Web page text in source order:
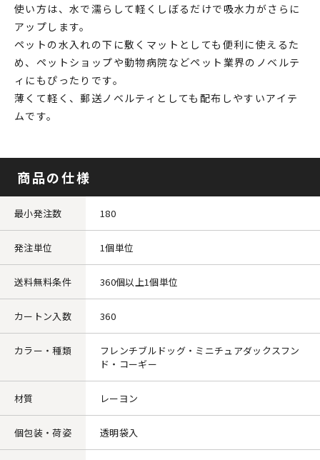
使い方は、水で濡らして軽くしぼるだけで吸水力がさらに
アップします。
ペットの水入れの下に敷くマットとしても便利に使えるた
め、ペットショップや動物病院などペット業界のノベルテ
ィにもぴったりです。
薄くて軽く、郵送ノベルティとしても配布しやすいアイテ
ムです。
商品の仕様
最小発注数 180
発注単位 1個単位
送料無料条件 360個以上1個単位
カートン入数 360
カラー・種類
フレンチブルドッグ・ミニチュアダックスフン
ド・コーギー
材質 レーヨン
個包装・荷姿 透明袋入